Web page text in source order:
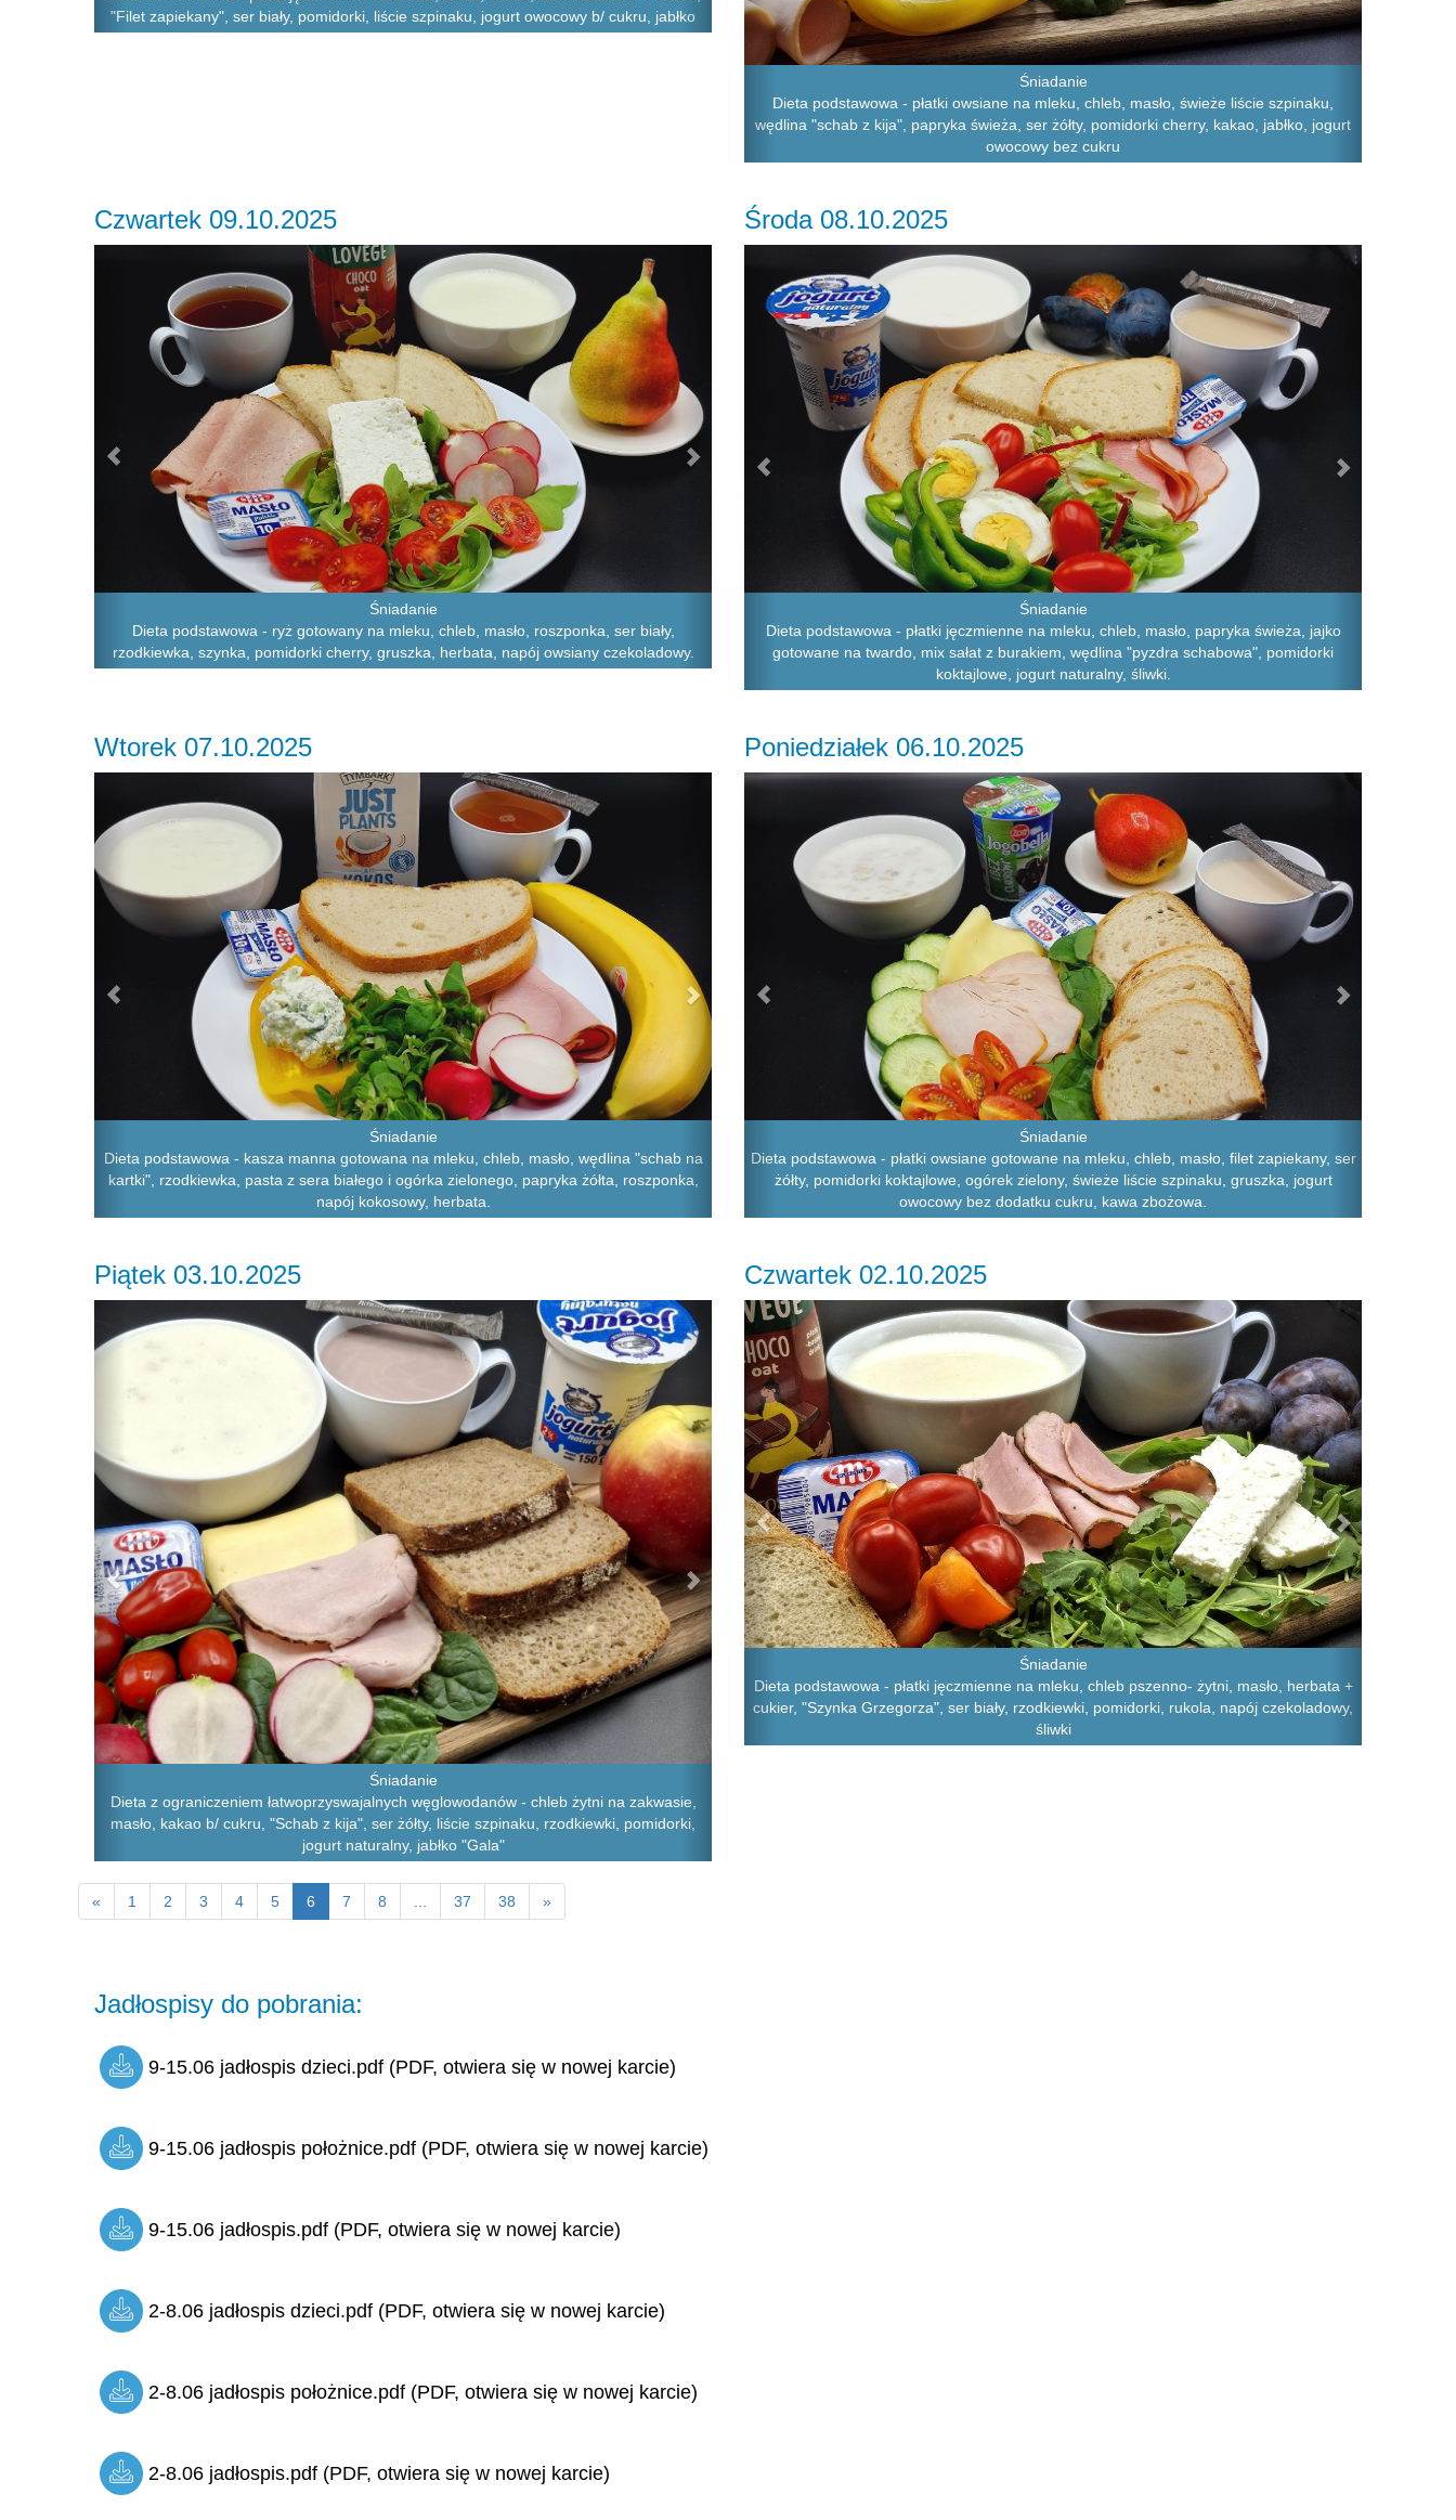
"Filet zapiekany", ser biały, pomidorki, liście szpinaku, jogurt owocowy b/ cukru, jabłko
Śniadanie
Dieta podstawowa - płatki owsiane na mleku, chleb, masło, świeże liście szpinaku,
wędlina "schab z kija", papryka świeża, ser żółty, pomidorki cherry, kakao, jabłko, jogurt
owocowy bez cukru
Czwartek 09.10.2025
Śniadanie
Dieta podstawowa - ryż gotowany na mleku, chleb, masło, roszponka, ser biały,
rzodkiewka, szynka, pomidorki cherry, gruszka, herbata, napój owsiany czekoladowy.
Środa 08.10.2025
Śniadanie
Dieta podstawowa - płatki jęczmienne na mleku, chleb, masło, papryka świeża, jajko
gotowane na twardo, mix sałat z burakiem, wędlina "pyzdra schabowa", pomidorki
koktajlowe, jogurt naturalny, śliwki.
Next
Wtorek 07.10.2025
Śniadanie
Dieta podstawowa - kasza manna gotowana na mleku, chleb, masło, wędlina "schab na
kartki", rzodkiewka, pasta z sera białego i ogórka zielonego, papryka żółta, roszponka,
napój kokosowy, herbata.
Poniedziałek 06.10.2025
Śniadanie
Dieta podstawowa - płatki owsiane gotowane na mleku, chleb, masło, filet zapiekany, ser
żółty, pomidorki koktajlowe, ogórek zielony, świeże liście szpinaku, gruszka, jogurt
owocowy bez dodatku cukru, kawa zbożowa.
Previous
Piątek 03.10.2025
Śniadanie
Dieta z ograniczeniem łatwoprzyswajalnych węglowodanów - chleb żytni na zakwasie,
masło, kakao b/ cukru, "Schab z kija", ser żółty, liście szpinaku, rzodkiewki, pomidorki,
jogurt naturalny, jabłko "Gala"
Previous Next
Czwartek 02.10.2025
Śniadanie
Dieta podstawowa - płatki jęczmienne na mleku, chleb pszenno- żytni, masło, herbata +
cukier, "Szynka Grzegorza", ser biały, rzodkiewki, pomidorki, rukola, napój czekoladowy,
śliwki
Previous Next
« 1 2 3 4 5 6 7 8 37 38 »
Jadłospisy do pobrania:
9-15.06 jadłospis dzieci.pdf (PDF, otwiera się w nowej karcie)
9-15.06 jadłospis położnice.pdf (PDF, otwiera się w nowej karcie)
9-15.06 jadłospis.pdf (PDF, otwiera się w nowej karcie)
2-8.06 jadłospis dzieci.pdf (PDF, otwiera się w nowej karcie)
2-8.06 jadłospis położnice.pdf (PDF, otwiera się w nowej karcie)
2-8.06 jadłospis.pdf (PDF, otwiera się w nowej karcie)